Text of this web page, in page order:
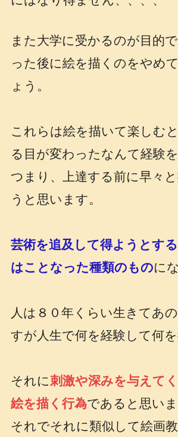
また大学に受かるのが目的
った後に絵を描くのをやめ
ょう。
これらは絵を描いて楽しむ
る目が変わったなんて経験
つまり、上達する前に早々
うと思います。
芸術を追及して得ようとす
はことなった種類のものに
人は８０年くらい生きてあ
すが人生で何を経験して何
それに刺激や深みを与えて
絵を描く行為であると思いま
それでそれに類似して絵画